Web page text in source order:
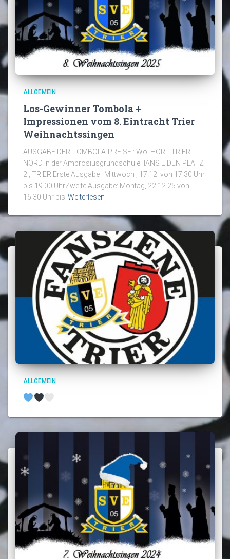
ALLGEMEIN
Los-Gewinner Tombola +
Impressionen vom 8. Eintracht Trier
Weihnachtssingen
AUSGABE DER TOMBOLA-PREISE : Wo: HORT TRIER
NORD in der AmbrosiusgrundschuleHANS EIDEN PLATZ
2 , TRIER Erste Ausgabe : Mittwoch , 17.12. von 17.30 Uhr
bis 19.00 UhrZweite Ausgabe: Montag, 22.12.25 von
16.30 Uhr bis Weiterlesen
ALLGEMEIN